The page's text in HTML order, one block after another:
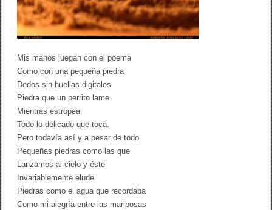
Mis manos juegan con el poema
Como con una pequeña piedra
Dedos sin huellas digitales
Piedra que un perrito lame
Mientras estropea
Todo lo delicado que toca.
Pero todavía así y a pesar de todo
Pequeñas piedras como las que
Lanzamos al cielo y éste
Invariablemente elude.
Piedras como el agua que recordaba
Como mi alegría entre las mariposas